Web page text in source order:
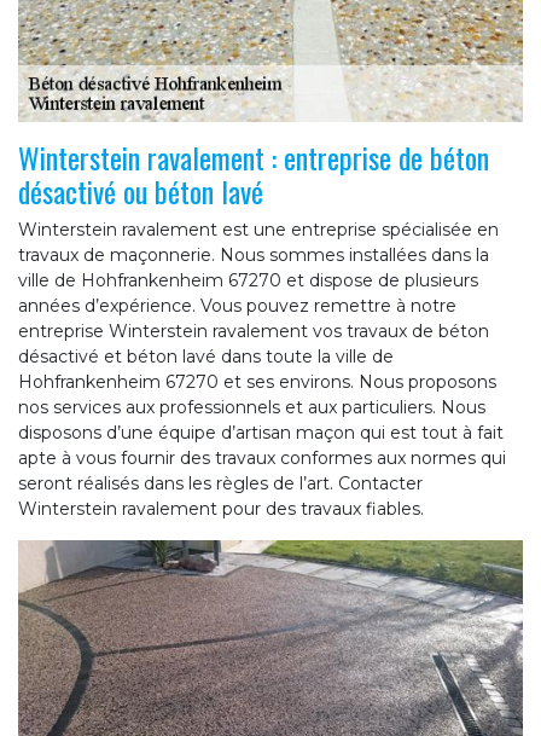
Winterstein ravalement : entreprise de béton
désactivé ou béton lavé
Winterstein ravalement est une entreprise spécialisée en
travaux de maçonnerie. Nous sommes installées dans la
ville de Hohfrankenheim 67270 et dispose de plusieurs
années d’expérience. Vous pouvez remettre à notre
entreprise Winterstein ravalement vos travaux de béton
désactivé et béton lavé dans toute la ville de
Hohfrankenheim 67270 et ses environs. Nous proposons
nos services aux professionnels et aux particuliers. Nous
disposons d’une équipe d’artisan maçon qui est tout à fait
apte à vous fournir des travaux conformes aux normes qui
seront réalisés dans les règles de l’art. Contacter
Winterstein ravalement pour des travaux fiables.